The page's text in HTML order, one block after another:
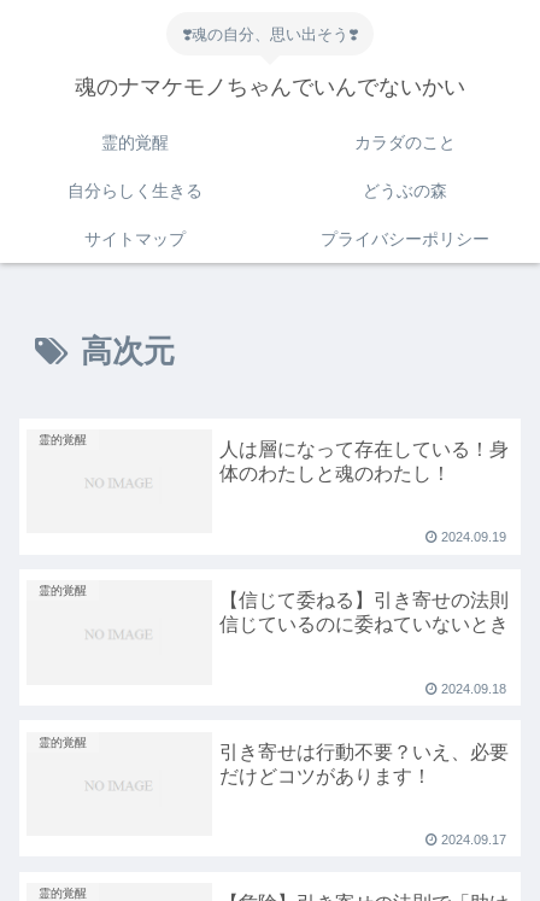
❣️魂の自分、思い出そう❣️
魂のナマケモノちゃんでいんでないかい
霊的覚醒 カラダのこと
自分らしく生きる どうぶの森
サイトマップ プライバシーポリシー
高次元
霊的覚醒
人は層になって存在している！身
体のわたしと魂のわたし！
2024.09.19
霊的覚醒
【信じて委ねる】引き寄せの法則
信じているのに委ねていないとき
2024.09.18
霊的覚醒
引き寄せは行動不要？いえ、必要
だけどコツがあります！
2024.09.17
霊的覚醒